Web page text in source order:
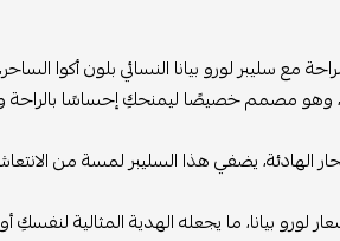
مع سليبر لورو بيانا النسائي بلون أكوا
وهو مصمم خصيصًا ليمنحكِ إحساسًا بالراحة
الهادئة، يضفي هذا السليبر لمسة من
لورو بيانا، ما يجعله الهدية المثالية لنفسكِ